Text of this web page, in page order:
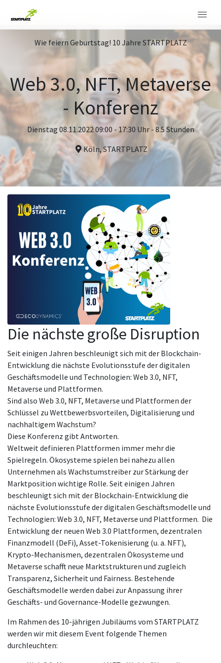
Wie feiern Geburtstag! 10 Jahre STARTPLATZ
Web 3.0, NFT, Metaverse
- Konferenz
Dienstag 08.11.2022 09:00 - 17:30 Uhr - 8.5 Stunden
Köln, STARTPLATZ
Die nächste große Disruption
Seit einigen Jahren beschleunigt sich mit der Blockchain-
Entwicklung die nächste Evolutionsstufe der digitalen
Geschäftsmodelle und Technologien: Web 3.0, NFT,
Metaverse und Plattformen.
Sind also Web 3.0, NFT, Metaverse und Plattformen der
Schlüssel zu Wettbewerbsvorteilen, Digitalisierung und
nachhaltigem Wachstum?
Diese Konferenz gibt Antworten.
Weltweit definieren Plattformen immer mehr die
Spielregeln. Ökosysteme spielen bei nahezu allen
Unternehmen als Wachstumstreiber zur Stärkung der
Marktposition wichtige Rolle. Seit einigen Jahren
beschleunigt sich mit der Blockchain-Entwicklung die
nächste Evolutionsstufe der digitalen Geschäftsmodelle und
Technologien: Web 3.0, NFT, Metaverse und Plattformen. Die
Entwicklung der neuen Web 3.0 Plattformen, dezentralen
Finanzmodell (DeFi), Asset-Tokenisierung (u. a. NFT),
Krypto-Mechanismen, dezentralen Ökosysteme und
Metaverse schafft neue Marktstrukturen und zugleich
Transparenz, Sicherheit und Fairness. Bestehende
Geschäftsmodelle werden dabei zur Anpassung ihrer
Geschäfts- und Governance-Modelle gezwungen.
Im Rahmen des 10-jährigen Jubiläums vom STARTPLATZ
werden wir mit diesem Event folgende Themen
durchleuchten: